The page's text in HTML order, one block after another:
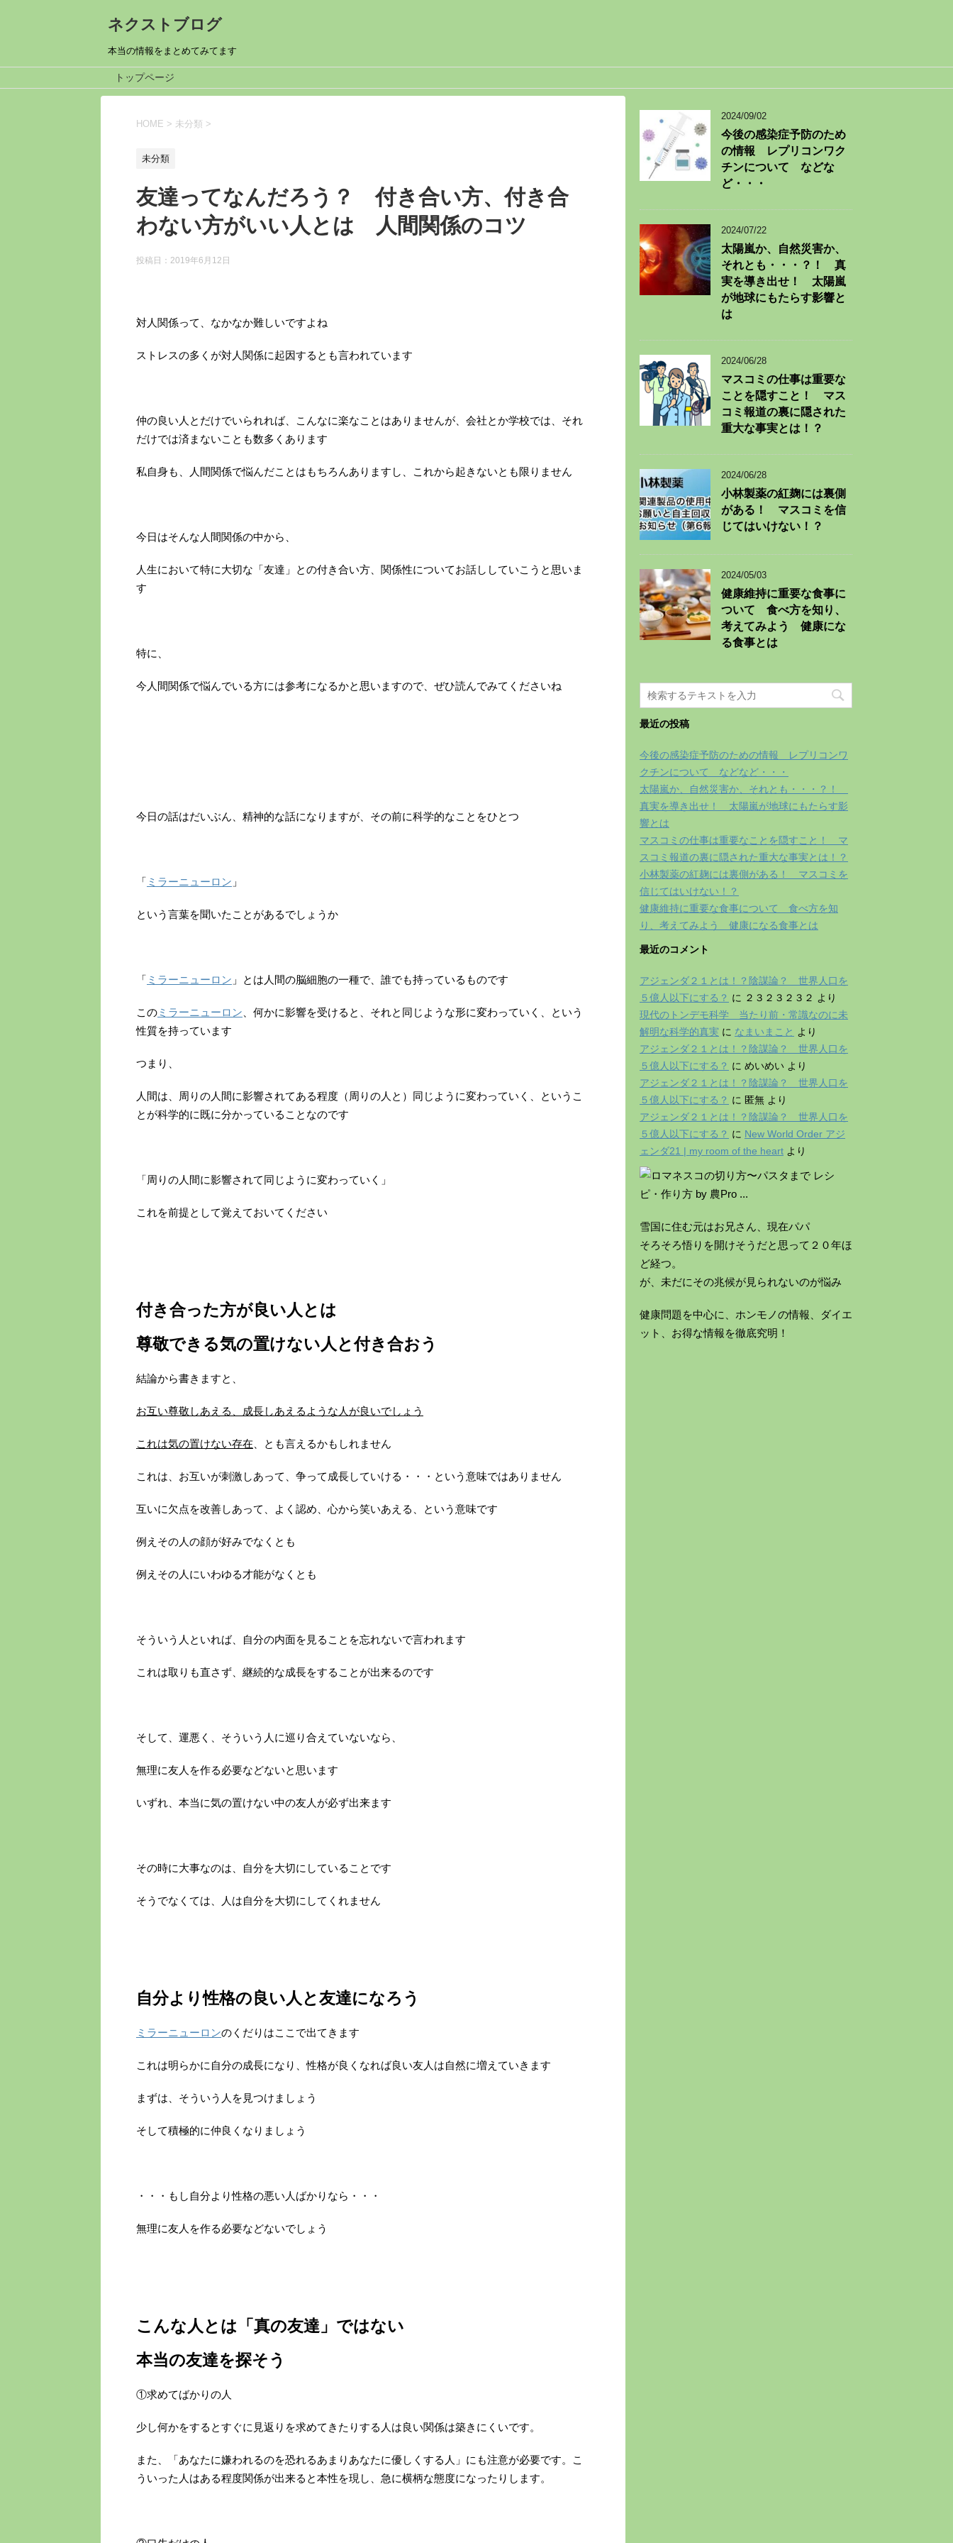
ネクストブログ
本当の情報をまとめてみてます
トップページ
HOME > 未分類 >
未分類
友達ってなんだろう？ 付き合い方、付き合
わない方がいい人とは 人間関係のコツ
投稿日： 2019年6月12日
対人関係って、なかなか難しいですよね
ストレスの多くが対人関係に起因するとも言われています
仲の良い人とだけでいられれば、こんなに楽なことはありませんが、会社とか学校では、それ
だけでは済まないことも数多くあります
私自身も、人間関係で悩んだことはもちろんありますし、これから起きないとも限りません
今日はそんな人間関係の中から、
人生において特に大切な「友達」との付き合い方、関係性についてお話ししていこうと思いま
す
特に、
今人間関係で悩んでいる方には参考になるかと思いますので、ぜひ読んでみてくださいね
今日の話はだいぶん、精神的な話になりますが、その前に科学的なことをひとつ
「 ミラーニューロン 」
という言葉を聞いたことがあるでしょうか
「 ミラーニューロン 」とは人間の脳細胞の一種で、誰でも持っているものです
このミラーニューロン 、何かに影響を受けると、それと同じような形に変わっていく、という
性質を持っています
つまり、
人間は、周りの人間に影響されてある程度（周りの人と）同じように変わっていく、というこ
とが科学的に既に分かっていることなのです
「周りの人間に影響されて同じように変わっていく」
これを前提として覚えておいてください
付き合った方が良い人とは
尊敬できる気の置けない人と付き合おう
結論から書きますと、
お互い尊敬しあえる、成長しあえるような人が良いでしょう
これは気の置けない存在 、とも言えるかもしれません
これは、お互いが刺激しあって、争って成長していける・・・という意味ではありません
互いに欠点を改善しあって、よく認め、心から笑いあえる、という意味です
例えその人の顔が好みでなくとも
例えその人にいわゆる才能がなくとも
そういう人といれば、自分の内面を見ることを忘れないで言われます
これは取りも直さず、継続的な成長をすることが出来るのです
そして、運悪く、そういう人に巡り合えていないなら、
無理に友人を作る必要などないと思います
いずれ、本当に気の置けない中の友人が必ず出来ます
その時に大事なのは、自分を大切にしていることです
そうでなくては、人は自分を大切にしてくれません
自分より性格の良い人と友達になろう
ミラーニューロンのくだりはここで出てきます
これは明らかに自分の成長になり、性格が良くなれば良い友人は自然に増えていきます
まずは、そういう人を見つけましょう
そして積極的に仲良くなりましょう
・・・もし自分より性格の悪い人ばかりなら・・・
無理に友人を作る必要などないでしょう
こんな人とは「真の友達」ではない
本当の友達を探そう
①求めてばかりの人
少し何かをするとすぐに見返りを求めてきたりする人は良い関係は築きにくいです。
また、「あなたに嫌われるのを恐れるあまりあなたに優しくする人」にも注意が必要です。こ
ういった人はある程度関係が出来ると本性を現し、急に横柄な態度になったりします。
2024/09/02
今後の感染症予防のため
の情報 レプリコンワク
チンについて などな
ど・・・
2024/07/22
太陽嵐か、自然災害か、
それとも・・・？！ 真
実を導き出せ！ 太陽嵐
が地球にもたらす影響と
は
2024/06/28
マスコミの仕事は重要な
ことを隠すこと！ マス
コミ報道の裏に隠された
重大な事実とは！？
2024/06/28
小林製薬の紅麹には裏側
がある！ マスコミを信
じてはいけない！？
2024/05/03
健康維持に重要な食事に
ついて 食べ方を知り、
考えてみよう 健康にな
る食事とは
最近の投稿
今後の感染症予防のための情報 レプリコンワ
クチンについて などなど・・・
太陽嵐か、自然災害か、それとも・・・？！
真実を導き出せ！ 太陽嵐が地球にもたらす影
響とは
マスコミの仕事は重要なことを隠すこと！ マ
スコミ報道の裏に隠された重大な事実とは！？
小林製薬の紅麹には裏側がある！ マスコミを
信じてはいけない！？
健康維持に重要な食事について 食べ方を知
り、考えてみよう 健康になる食事とは
最近のコメント
アジェンダ２１とは！？陰謀論？ 世界人口を
５億人以下にする？ に ２３２３２３２ より
現代のトンデモ科学 当たり前・常識なのに未
解明な科学的真実 に なまいまこと より
アジェンダ２１とは！？陰謀論？ 世界人口を
５億人以下にする？ に めいめい より
アジェンダ２１とは！？陰謀論？ 世界人口を
５億人以下にする？ に 匿無 より
アジェンダ２１とは！？陰謀論？ 世界人口を
５億人以下にする？ に New World Order アジ
ェンダ21 | my room of the heart より
雪国に住む元はお兄さん、現在パパ
そろそろ悟りを開けそうだと思って２０年ほ
ど経つ。
が、未だにその兆候が見られないのが悩み
健康問題を中心に、ホンモノの情報、ダイエ
ット、お得な情報を徹底究明！